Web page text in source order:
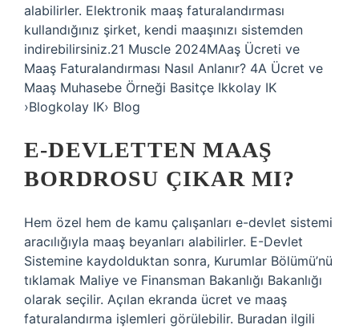
alabilirler. Elektronik maaş faturalandırması
kullandığınız şirket, kendi maaşınızı sistemden
indirebilirsiniz.21 Muscle 2024MAaş Ücreti ve
Maaş Faturalandırması Nasıl Anlanır? 4A Ücret ve
Maaş Muhasebe Örneği Basitçe Ikkolay IK
›Blogkolay IK› Blog
E-DEVLETTEN MAAŞ
BORDROSU ÇIKAR MI?
Hem özel hem de kamu çalışanları e-devlet sistemi
aracılığıyla maaş beyanları alabilirler. E-Devlet
Sistemine kaydolduktan sonra, Kurumlar Bölümü’nü
tıklamak Maliye ve Finansman Bakanlığı Bakanlığı
olarak seçilir. Açılan ekranda ücret ve maaş
faturalandırma işlemleri görülebilir. Buradan ilgili